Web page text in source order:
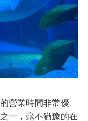
營業時間非常優
一，毫不猶豫的在